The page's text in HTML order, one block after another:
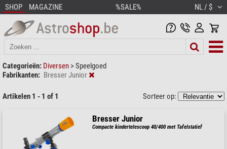
SHOP MAGAZINE %SALE% NL / $
Categorieën: Diversen >Speelgoed
Fabrikanten: Bresser Junior
Artikelen 1 - 1 of 1 Sorteer op:
Bresser Junior
Compacte kindertelescoop 40/400 met Tafelstatief